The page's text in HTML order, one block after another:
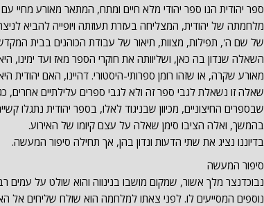
ספר יהודית הנו ספר יהודי מלא חיים ומתח, המתאר מאורע
מלחמתה של יהודית, המצליחה בעזרת תעוזתה ויופייה להביא
של שם ה', תפילות, מצוות, תיאור של עבודת הכוהנים בבית
השאלה שנדון בה כאן, ושליוותה את חוקרי הספר מאז ועד ימינו,
מאורע שקרה, או שזהו רומן ספרותי-היסטורי. דהיינו, האם יהודית
שאלה זו נשאלת לגבי ספר זה ולא לגבי ספרים עלילתיים אחרים,
שבספרים החיצוניים, מכיוון שבניגוד לאלו, בספר יהודית נתגלו
בהמשך, ואלה הציבו סימן שאלה על עצם קיומו של האירוע.
בדיוננו נציג את שתי הדעות ונדון בהן, אך תחילה סיפור המעשה.
סיפור המעשה
נבוכדנצר מלך אשור, שמקום מושבו בנינווה והוא שולט על
נוספים המסייעים לו. לפני צאתו למלחמה הוא שולח שליחים אל